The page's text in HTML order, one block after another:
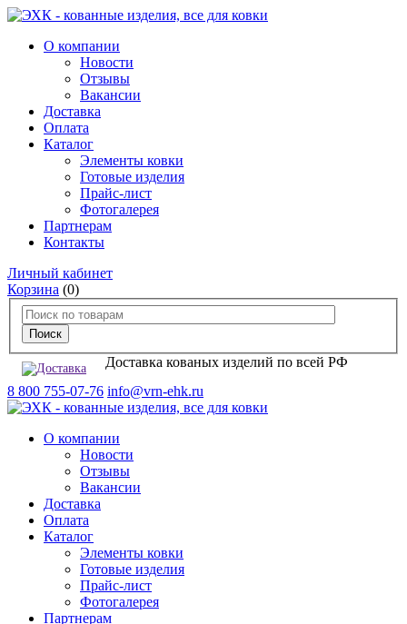
О компании
Новости
Отзывы
Вакансии
Доставка
Оплата
Каталог
Элементы ковки
Готовые изделия
Прайс-лист
Фотогалерея
Партнерам
Контакты
Личный кабинет
Корзина (0)
Доставка кованых изделий по всей РФ
8 800 755-07-76 info@vrn-ehk.ru
О компании
Новости
Отзывы
Вакансии
Доставка
Оплата
Каталог
Элементы ковки
Готовые изделия
Прайс-лист
Фотогалерея
Партнерам